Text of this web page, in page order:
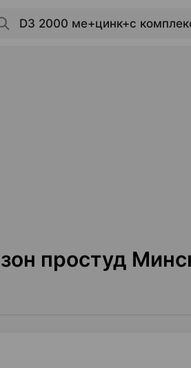
простуд